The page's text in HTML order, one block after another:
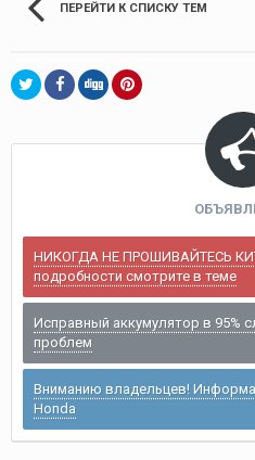
ПЕРЕЙТИ К СПИСКУ ТЕМ
НИКОГДА НЕ ПРОШИВАЙТЕСЬ
подробности смотрите в теме
Исправный аккумулятор в 95%
проблем
Вниманию владельцев!
Honda